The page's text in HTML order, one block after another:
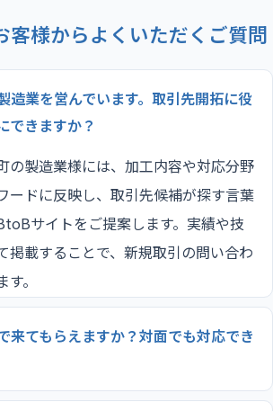
客様からよくいただくご質問
造業を営んでいます。取引先開拓に役
できますか？
の製造業様には、加工内容や対応分野
ードに反映し、取引先候補が探す言葉
サイトをご提案します。実績や技
掲載することで、新規取引の問い合わ
。
来てもらえますか？対面でも対応でき